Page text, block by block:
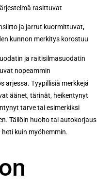
rasittuvat
ja jarrut kuormittuvat,
kunnon merkitys korostuu
ja raitisilmasuodatin
nopeammin
arjessa. Tyypillisiä merkkejä
äänet, tärinät, heikentynyt
tarve tai esimerkiksi
Tällöin huolto tai autokorjaus
kuin myöhemmin.